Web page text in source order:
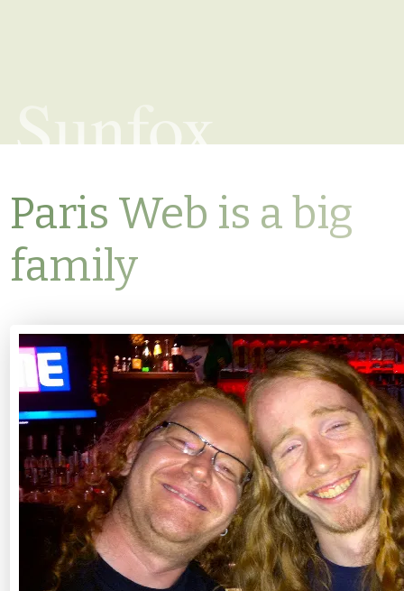
Sunfox
Paris Web is a big
family